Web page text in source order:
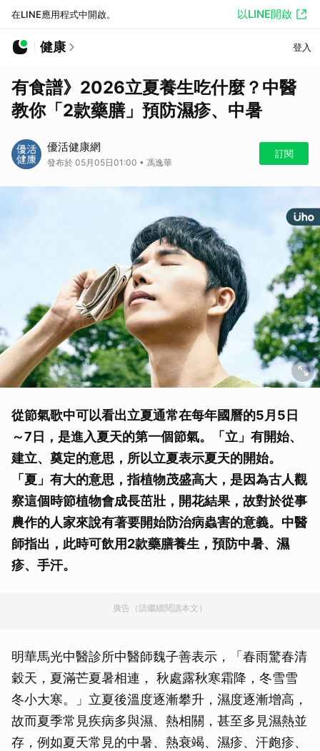
在LINE應用程式中開啟。 以LINE開啟
健康 登入
有食譜》2026立夏養生吃什麼？中醫
教你「2款藥膳」預防濕疹、中暑
優活健康網
發布於 05月05日01:00 • 馮逸華
訂閱
從節氣歌中可以看出立夏通常在每年國曆的5月5日
～7日，是進入夏天的第一個節氣。「立」有開始、
建立、奠定的意思，所以立夏表示夏天的開始。
「夏」有大的意思，指植物茂盛高大，是因為古人觀
察這個時節植物會成長茁壯，開花結果，故對於從事
農作的人家來說有著要開始防治病蟲害的意義。中醫
師指出，此時可飲用2款藥膳養生，預防中暑、濕
疹、手汗。
廣告（請繼續閱讀本文）
明華馬光中醫診所中醫師魏子善表示，「春雨驚春清
穀天，夏滿芒夏暑相連， 秋處露秋寒霜降，冬雪雪
冬小大寒。」立夏後溫度逐漸攀升，濕度逐漸增高，
故而夏季常見疾病多與濕、熱相關，甚至多見濕熱並
存，例如夏天常見的中暑、熱衰竭、濕疹、汗皰疹、